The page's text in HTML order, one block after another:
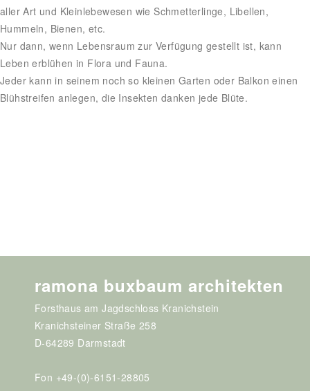
aller Art und Kleinlebewesen wie Schmetterlinge, Libellen,
Hummeln, Bienen, etc.
Nur dann, wenn Lebensraum zur Verfügung gestellt ist, kann
Leben erblühen in Flora und Fauna.
Jeder kann in seinem noch so kleinen Garten oder Balkon einen
Blühstreifen anlegen, die Insekten danken jede Blüte.
ramona buxbaum architekten
Forsthaus am Jagdschloss Kranichstein
Kranichsteiner Straße 258
D-64289 Darmstadt
Fon +49-(0)-6151-28805